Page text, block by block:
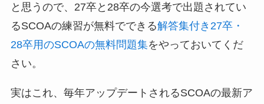
と思うので、27卒と28卒の今選考で出題されてい
るSCOAの練習が無料でできる解答集付き27卒・
28卒用のSCOAの無料問題集をやっておいてくだ
さい。
実はこれ、毎年アップデートされるSCOAの最新ア